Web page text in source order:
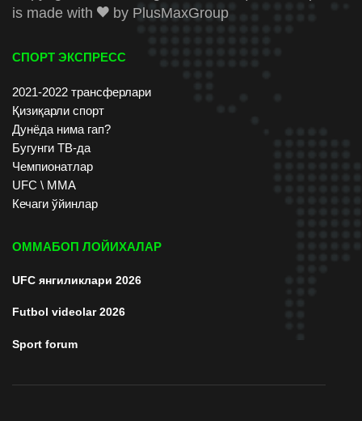
is made with
by PlusMaxGroup
СПОРТ ЭКСПРЕСС
2021-2022 трансферлари
Қизиқарли спорт
Дунёда нима гап?
Бугунги ТВ-да
Чемпионатлар
UFC \ ММА
Кечаги ўйинлар
ОММАБОП ЛОЙИХАЛАР
UFC янгиликлари 2026
Futbol videolar 2026
Sport forum